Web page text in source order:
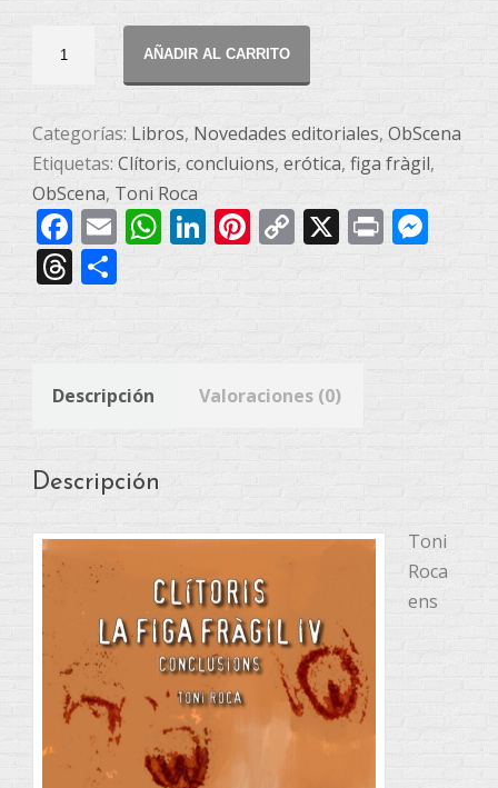
fràgil
IV.
Conclusions
cantidad
AÑADIR AL CARRITO
Categorías: Libros, Novedades editoriales, ObScena
Etiquetas: Clítoris, concluions, erótica, figa fràgil,
ObScena, Toni Roca
Facebook
EmailWhatsApp
LinkedIn
Pinterest
Copy
X Print
Threads
Descripción Valoraciones (0)
Descripción
Toni
Roca
ens